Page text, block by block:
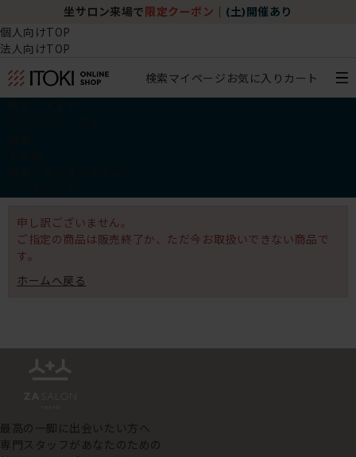
坐サロン来場で 限定クーポン (土)開催あり
個人向けTOP
法人向けTOP
検索マイページ お気に入り カート
申し訳ございません。
ご指定の商品は販売終了か、ただ今お取扱いできない商品で
す。
ホームへ戻る
最高の一脚に出会いたい方へ
専門スタッフがあなたのための